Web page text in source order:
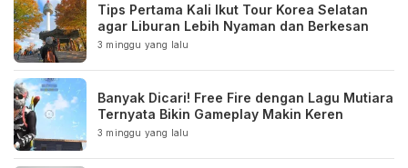
Tips Pertama Kali Ikut Tour Korea Selatan
agar Liburan Lebih Nyaman dan Berkesan
3 minggu yang lalu
Banyak Dicari! Free Fire dengan Lagu Mutiara
Ternyata Bikin Gameplay Makin Keren
3 minggu yang lalu